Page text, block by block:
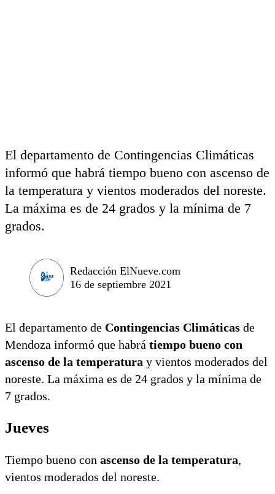
El departamento de Contingencias Climáticas
informó que habrá tiempo bueno con ascenso de
la temperatura y vientos moderados del noreste.
La máxima es de 24 grados y la mínima de 7
grados.
Redacción ElNueve.com
16 de septiembre 2021
El departamento de Contingencias Climáticas de
Mendoza informó que habrá tiempo bueno con
ascenso de la temperatura y vientos moderados del
noreste. La máxima es de 24 grados y la mínima de
7 grados.
Jueves
Tiempo bueno con ascenso de la temperatura,
vientos moderados del noreste.